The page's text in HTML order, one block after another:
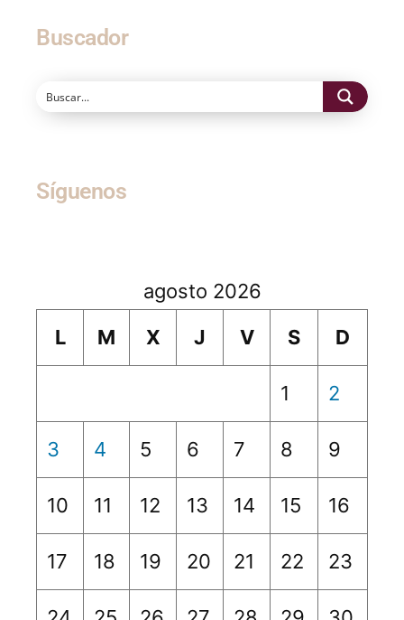
Buscador
Síguenos
agosto 2026
L
M X J V S D
1 2
3 4 5 6 7 8 9
10 11 12 13 14 15 16
17 18 19 20 21 22 23